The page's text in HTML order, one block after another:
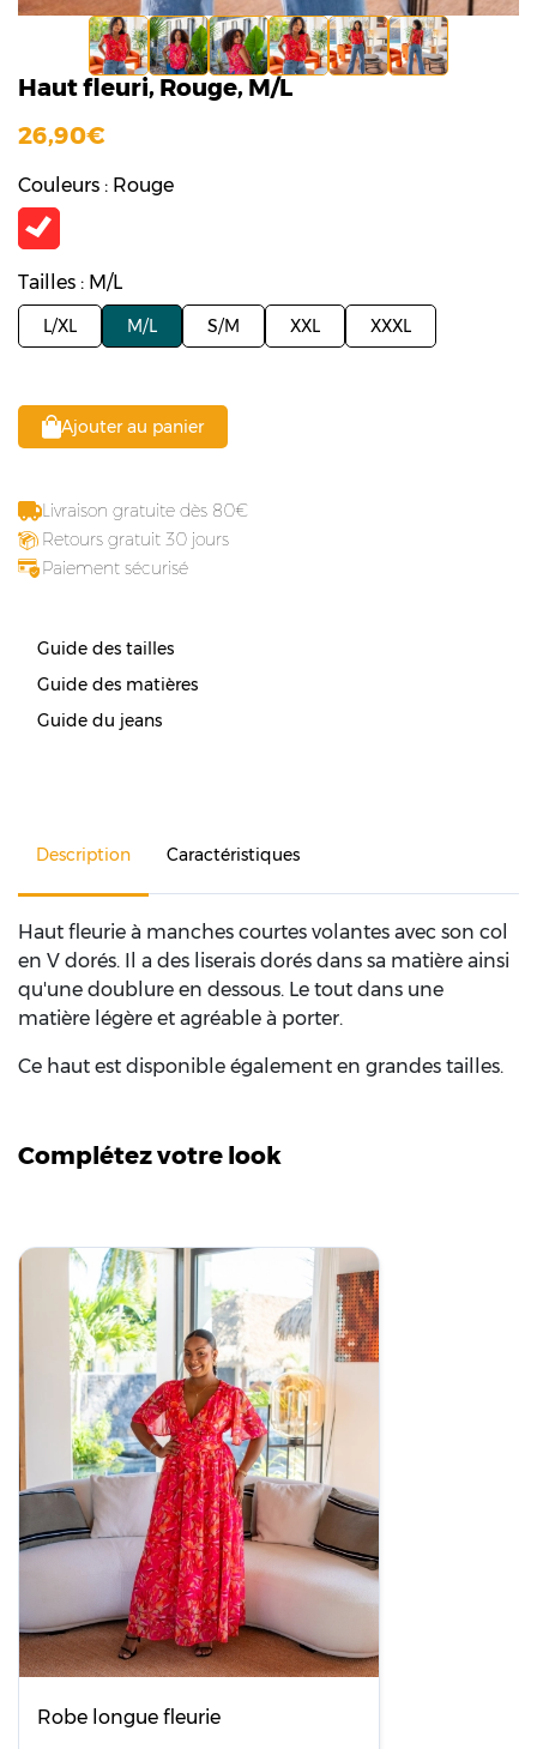
Haut fleuri, Rouge, M/L
26,90
Couleurs : Rouge
Tailles : M/L
L/XL M/L S/M XXL XXXL
Ajouter au panier
Livraison gratuite dès 80
Retours gratuit 30 jours
Paiement sécurisé
Guide des tailles
Guide des matières
Guide du jeans
Description Caractéristiques
Haut fleurie à manches courtes volantes avec son col
en V dorés. Il a des liserais dorés dans sa matière ainsi
qu'une doublure en dessous. Le tout dans une
matière légère et agréable à porter.
Ce haut est disponible également en grandes tailles.
Complétez votre look
Robe longue fleurie